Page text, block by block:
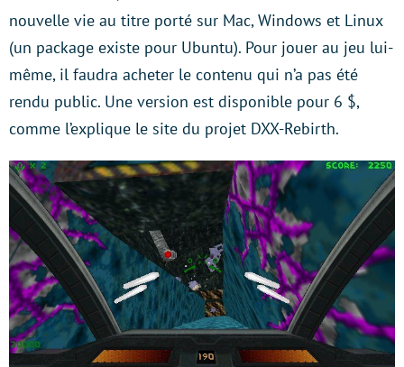
nouvelle vie au titre porté sur Mac, Windows et Linux
(un package existe pour Ubuntu). Pour jouer au jeu lui-
même, il faudra acheter le contenu qui n’a pas été
rendu public. Une version est disponible pour 6 $,
comme l’explique le site du projet DXX-Rebirth.